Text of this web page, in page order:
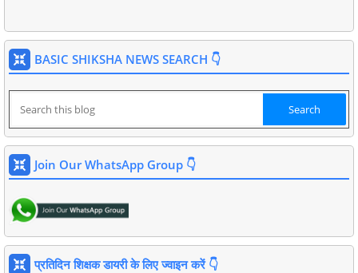
BASIC SHIKSHA NEWS SEARCH 👇
Join Our WhatsApp Group 👇
प्रतिदिन शिक्षक डायरी के लिए ज्वाइन करें 👇